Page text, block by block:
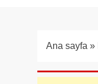
Ana sayfa »